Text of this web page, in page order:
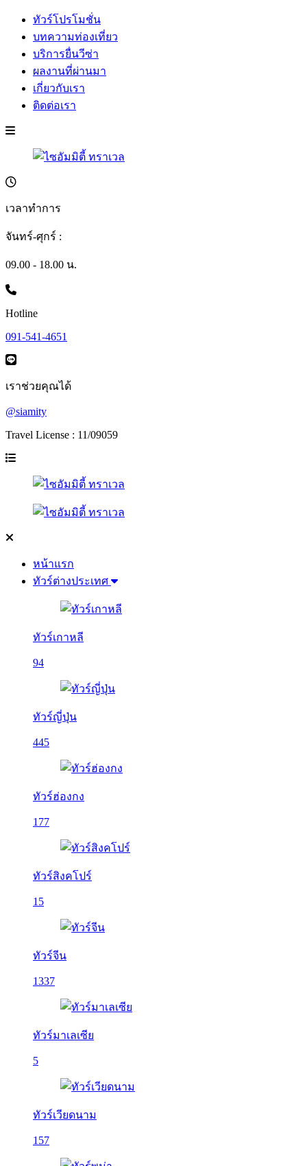
ทัวร์โปรโมชั่น
บทความท่องเที่ยว
บริการยื่นวีซ่า
ผลงานที่ผ่านมา
เกี่ยวกับเรา
ติดต่อเรา
เวลาทำการ
จันทร์-ศุกร์ :
09.00 - 18.00 น.
Hotline
091-541-4651
เราช่วยคุณได้
@siamity
Travel License : 11/09059
หน้าแรก
ทัวร์ต่างประเทศ
ทัวร์เกาหลี
94
ทัวร์ญี่ปุ่น
445
ทัวร์ฮ่องกง
177
ทัวร์สิงคโปร์
15
ทัวร์จีน
1337
ทัวร์มาเลเซีย
5
ทัวร์เวียดนาม
157